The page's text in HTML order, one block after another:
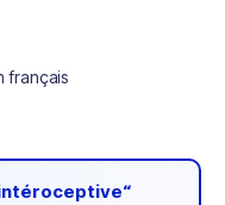
français